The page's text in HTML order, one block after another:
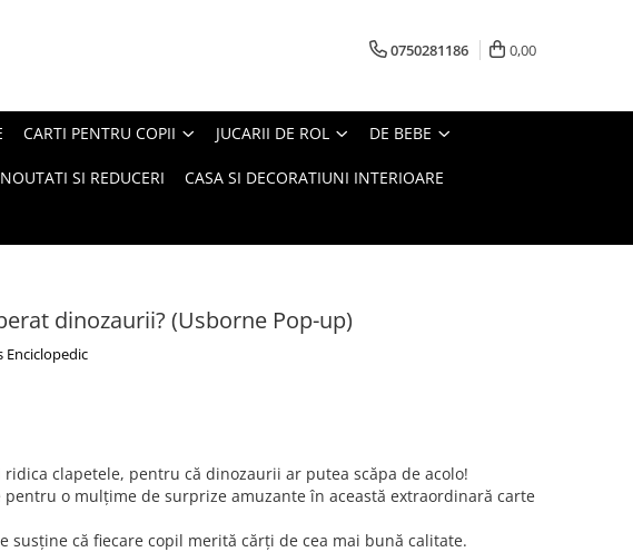
0750281186 0,00
CARTI PENTRU COPII JUCARII DE ROL DE BEBE
NOUTATI SI REDUCERI CASA SI DECORATIUNI INTERIOARE
dinozaurii? (Usborne Pop-up)
Enciclopedic
clapetele, pentru că dinozaurii ar putea scăpa de acolo!
pentru o mulțime de surprize amuzante în această extraordinară carte
susține că fiecare copil merită cărți de cea mai bună calitate.